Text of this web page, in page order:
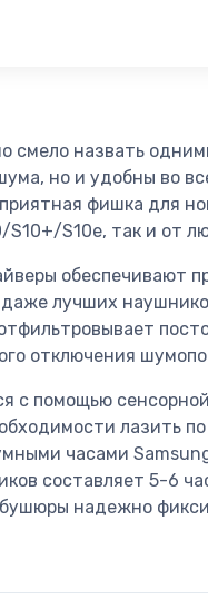
смело назвать
но и удобны во
фишка для
S10+/S10e, так и от
обеспечивают
лучших
отключения
с помощью
лазить
часами
составляет 5-6
надежно